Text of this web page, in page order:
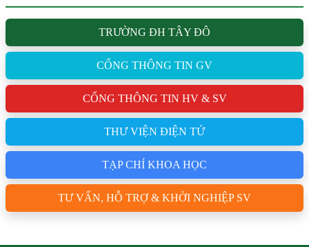
TRƯỜNG ĐH TÂY ĐÔ
CỔNG THÔNG TIN GV
CỔNG THÔNG TIN HV & SV
THƯ VIỆN ĐIỆN TỬ
TẠP CHÍ KHOA HỌC
TƯ VẤN, HỖ TRỢ & KHỞI NGHIỆP SV